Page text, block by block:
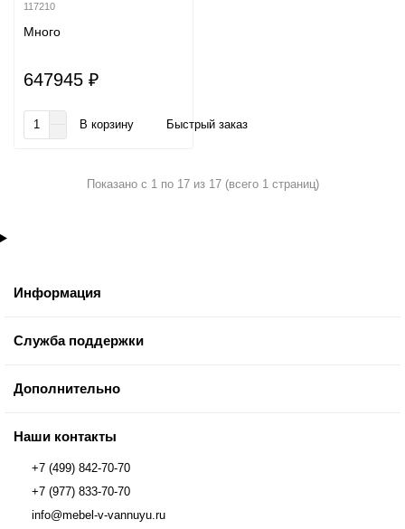
117210
Много
647945 ₽
В корзину Быстрый заказ
Показано с 1 по 17 из 17 (всего 1 страниц)
Информация
Служба поддержки
Дополнительно
Наши контакты
+7 (499) 842-70-70
+7 (977) 833-70-70
info@mebel-v-vannuyu.ru